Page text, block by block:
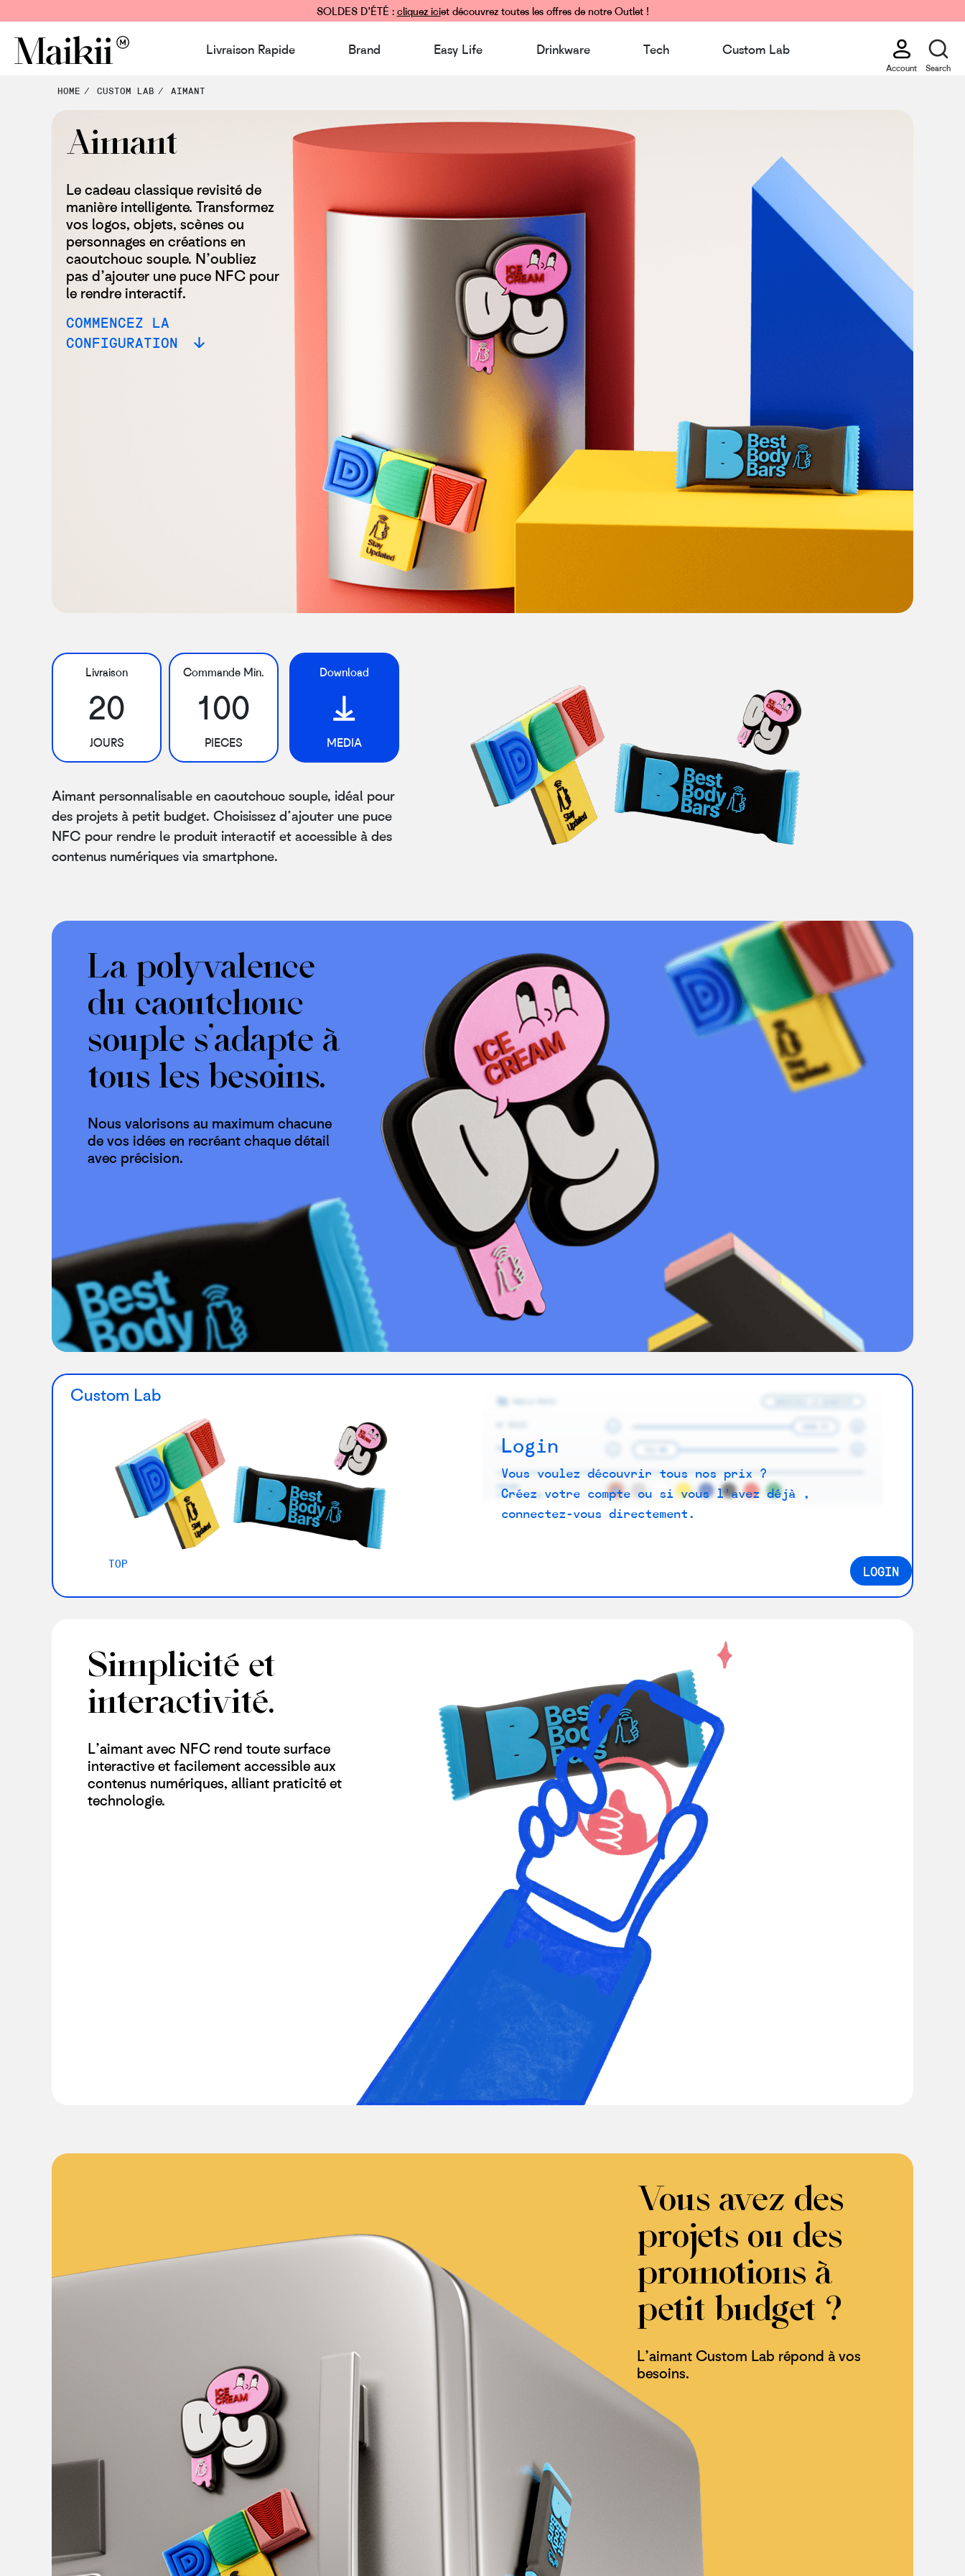
SOLDES D’ÉTÉ : cliquez iciet découvrez toutes les offres de notre Outlet !
Livraison Rapide Brand Easy Life Drinkware Tech Custom Lab
Account Search
HOME CUSTOM LAB AIMANT
Aimant
Le cadeau classique revisité de
manière intelligente. Transformez
vos logos, objets, scènes ou
personnages en créations en
caoutchouc souple. N’oubliez
pas d’ajouter une puce NFC pour
le rendre interactif.
COMMENCEZ LA
CONFIGURATION
Livraison
20
JOURS
Commande Min.
100
PIECES
Download
MEDIA
Aimant personnalisable en caoutchouc souple, idéal pour
des projets à petit budget. Choisissez d’ajouter une puce
NFC pour rendre le produit interactif et accessible à des
contenus numériques via smartphone.
La polyvalence
du caoutchouc
souple s’adapte à
tous les besoins.
Nous valorisons au maximum chacune
de vos idées en recréant chaque détail
avec précision.
Custom Lab
TOP
Login
Vous voulez découvrir tous nos prix ?
Créez votre compte ou si vous l'avez déjà ,
connectez-vous directement.
LOGIN
Simplicité et
interactivité.
L’aimant avec NFC rend toute surface
interactive et facilement accessible aux
contenus numériques, alliant praticité et
technologie.
Vous avez des
projets ou des
promotions à
petit budget ?
L’aimant Custom Lab répond à vos
besoins.